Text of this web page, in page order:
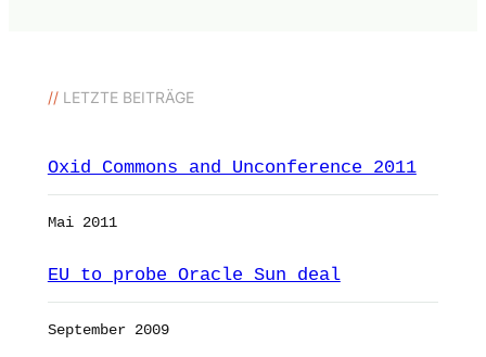
//LETZTE BEITRÄGE
Oxid Commons and Unconference 2011
Mai 2011
EU to probe Oracle Sun deal
September 2009